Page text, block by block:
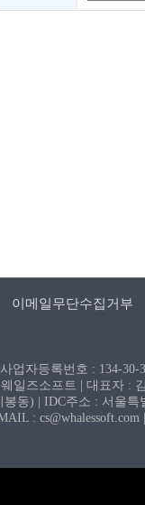
이메일무단수집거부
업자등록번호 : 134-
일즈소프트 | 대표자 :
동) | IDC주소 : 서울
: